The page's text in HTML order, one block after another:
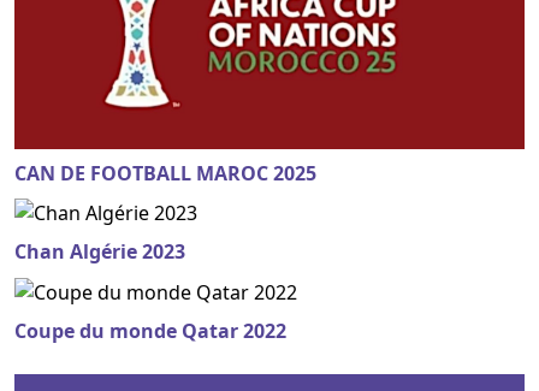
CAN DE FOOTBALL MAROC 2025
Chan Algérie 2023
Coupe du monde Qatar 2022